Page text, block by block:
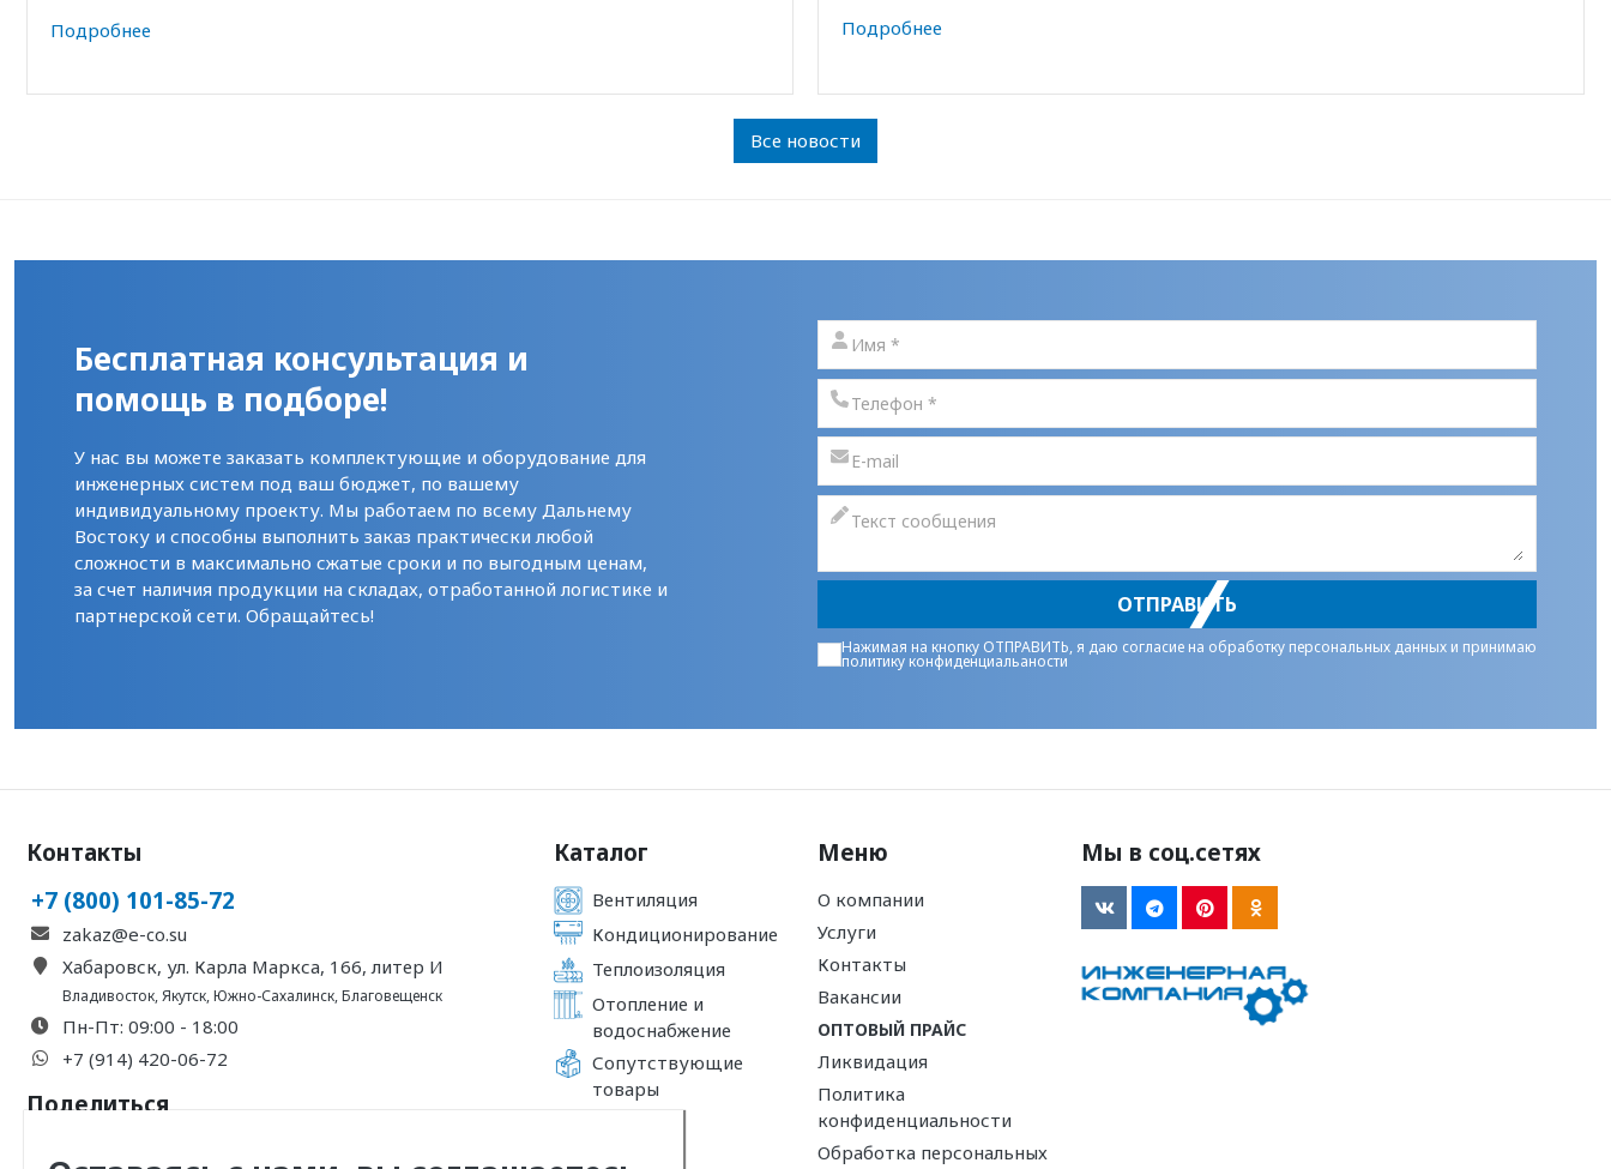
Подробнее
Подробнее
Все новости
Бесплатная консультация и
помощь в подборе!
У нас вы можете заказать комплектующие и оборудование для
инженерных систем под ваш бюджет, по вашему
индивидуальному проекту. Мы работаем по всему Дальнему
Востоку и способны выполнить заказ практически любой
сложности в максимально сжатые сроки и по выгодным ценам,
за счет наличия продукции на складах, отработанной логистике и
партнерской сети. Обращайтесь!
ОТПРАВИТЬ
Нажимая на кнопку ОТПРАВИТЬ, я даю согласие на обработку персональных данных и принимаю
политику конфиденциальаности
Контакты
+7 (800) 101-85-72
zakaz@e-co.su
Хабаровск, ул. Карла Маркса, 166, литер И
Владивосток,Якутск,Южно-Сахалинск,Благовещенск
Пн-Пт: 09:00 - 18:00
+7 (914) 420-06-72
Поделиться
Каталог
Вентиляция
Кондиционирование
Теплоизоляция
Отопление и
водоснабжение
Сопутствующие
товары
Меню
О компании
Услуги
Контакты
Вакансии
ОПТОВЫЙ ПРАЙС
Ликвидация
Политика
конфиденциальности
Обработка персональных
Мы в соц.сетях